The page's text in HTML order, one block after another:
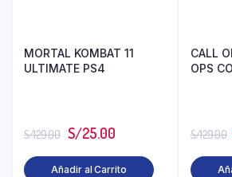
MORTAL KOMBAT 11
ULTIMATE PS4
S/129.00 S/25.00
Añadir al Carrito
CALL
OPS
S/129.00